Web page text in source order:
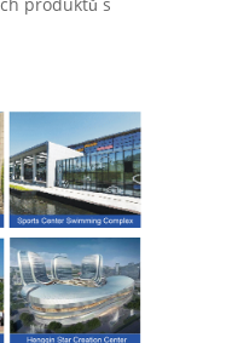
produktů s